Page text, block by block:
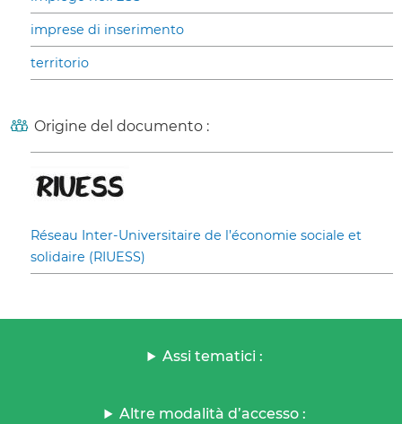
imprese di inserimento
territorio
Origine del documento :
Réseau Inter-Universitaire de l’économie sociale et
solidaire (RIUESS)
Assi tematici :
Altre modalità d’accesso :